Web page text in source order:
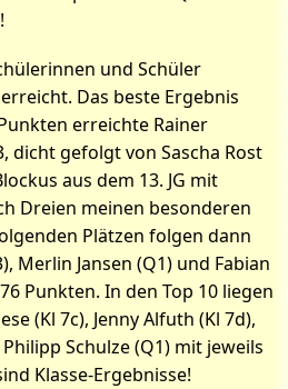
und Schüler
Das beste Ergebnis
erreichte Rainer
dicht gefolgt von Sascha Rost
aus dem 13. JG mit
Dreien meinen besonderen
Plätzen folgen dann
Merlin Jansen (Q1) und Fabian
Punkten. In den Top 10 liegen
(Kl 7c), Jenny Alfuth (Kl 7d),
Schulze (Q1) mit jeweils
Klasse-Ergebnisse!